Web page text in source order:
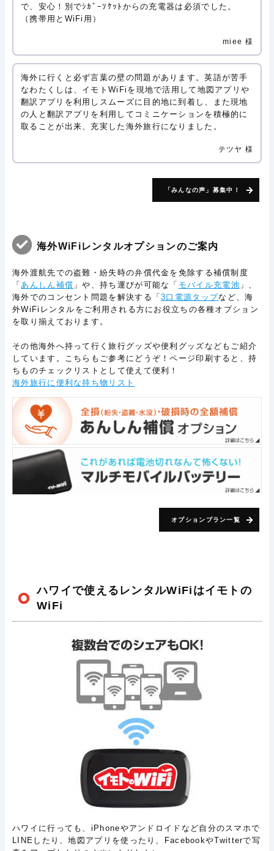
で、安心！別でｼｶﾞｰｿｹｯﾄからの充電器は必須でした。
（携帯用とWiFi用）
miee 様
海外に行くと必ず言葉の壁の問題があります。英語が苦手
なわたくしは、イモトWiFiを現地で活用して地図アプリや
翻訳アプリを利用しスムーズに目的地に到着し、また現地
の人と翻訳アプリを利用してコミニケーションを積極的に
取ることが出来、充実した海外旅行になりました。
テツヤ 様
「みんなの声」募集中！
海外WiFiレンタルオプションのご案内
海外渡航先での盗難・紛失時の弁償代金を免除する補償制度
「あんしん補償 」や、持ち運びが可能な「 モバイル充電池 」、
海外でのコンセント問題を解決する「3口電源タップなど、海
外WiFiレンタルをご利用される方にお役立ちの各種オプション
を取り揃えております。
その他海外へ持って行く旅行グッズや便利グッズなどもご紹介
しています。こちらもご参考にどうぞ！ページ印刷すると、持
ちものチェックリストとして使えて便利！
海外旅行に便利な持ち物リスト
オプションプラン一覧
ハワイで使えるレンタルWiFiはイモトの
WiFi
ハワイに行っても、iPhoneやアンドロイドなど自分のスマホで
LINEしたり、地図アプリを使ったり、FacebookやTwitterで写